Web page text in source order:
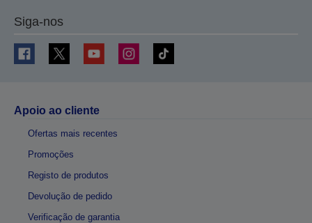
Siga-nos
Apoio ao cliente
Ofertas mais recentes
Promoções
Registo de produtos
Devolução de pedido
Verificação de garantia